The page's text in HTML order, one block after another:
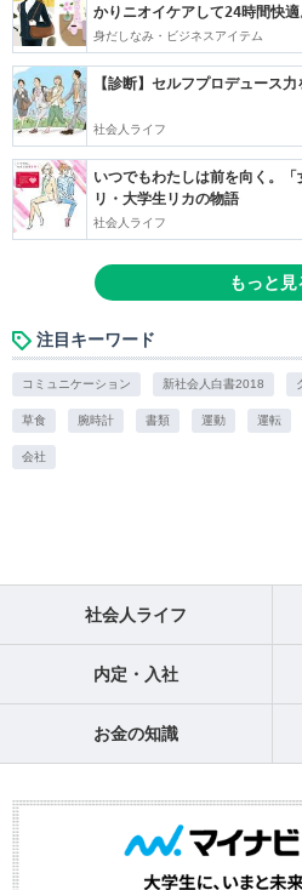
かりニオイケアして24時間快適
身だしなみ・ビジネスアイテム
【診断】セルフプロデュース
社会人ライフ
いつでもわたしは前を向く。
リ・大学生リカの物語
社会人ライフ
もっと見
注目キーワード
コミュニケーション 新社会人白書2018
草食 腕時計 書類 運動 運転
会社
社会人ライフ
内定・入社
お金の知識